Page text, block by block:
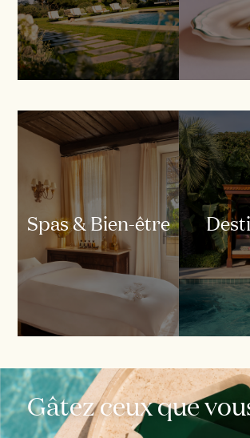
Spas & Bien-être
Gâtez ceux que